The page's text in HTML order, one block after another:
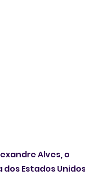
Alves, o
Estados